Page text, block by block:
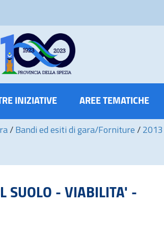
INIZIATIVE AREE TEMATICHE
/ Bandi ed esiti di gara/Forniture / 2013
SUOLO - VIABILITA' -